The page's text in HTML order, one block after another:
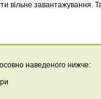
вільне завантажування.
наведеного нижче: